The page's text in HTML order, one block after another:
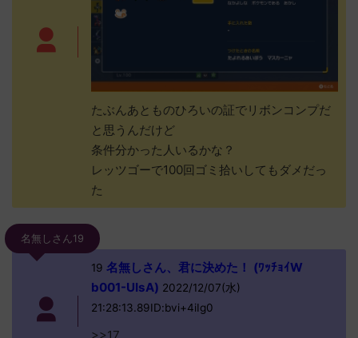
たぶんあとものひろいの証でリボンコンプだ
と思うんだけど
条件分かった人いるかな？
レッツゴーで100回ゴミ拾いしてもダメだっ
た
名無しさん19
19 名無しさん、君に決めた！ (ﾜｯﾁｮｲW
b001-UIsA) 2022/12/07(水)
21:28:13.89ID:bvi+4iIg0